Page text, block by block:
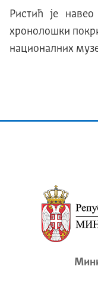
Ристић је
хронолошки
националних